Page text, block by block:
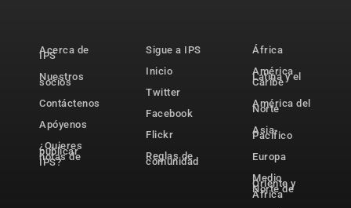
Acerca de
IPS
Nuestros
socios
Contáctenos
Apóyenos
¿Quieres
publicar
notas de
IPS?
Sigue a IPS
Inicio
Twitter
Facebook
Flickr
Reglas de
comunidad
África
América
Latina y el
Caribe
América del
Norte
Asia-
Pacífico
Europa
Medio
Oriente y
Norte de
África